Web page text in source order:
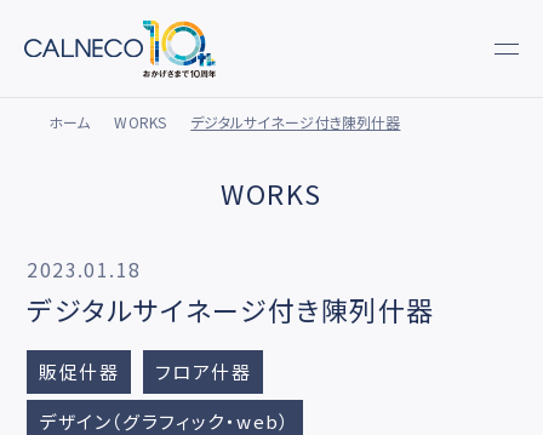
ホーム WORKS デジタルサイネージ付き陳列什器
WORKS
2023.01.18
デジタルサイネージ付き陳列什器
販促什器
フロア什器
デザイン（グラフィック・web）